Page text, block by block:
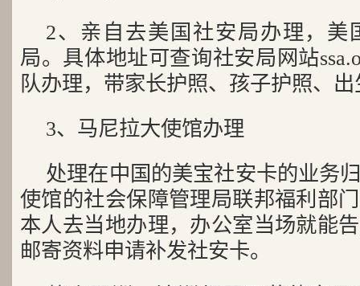
2、亲自去美国社安局办理，美
局。具体地址可查询社安局网站
队办理，带家长护照、孩子护照、
3、马尼拉大使馆办理
处理在中国的美宝社安卡的业务
使馆的社会保障管理局联邦福利部
本人去当地办理，办公室当场就能
邮寄资料申请补发社安卡。